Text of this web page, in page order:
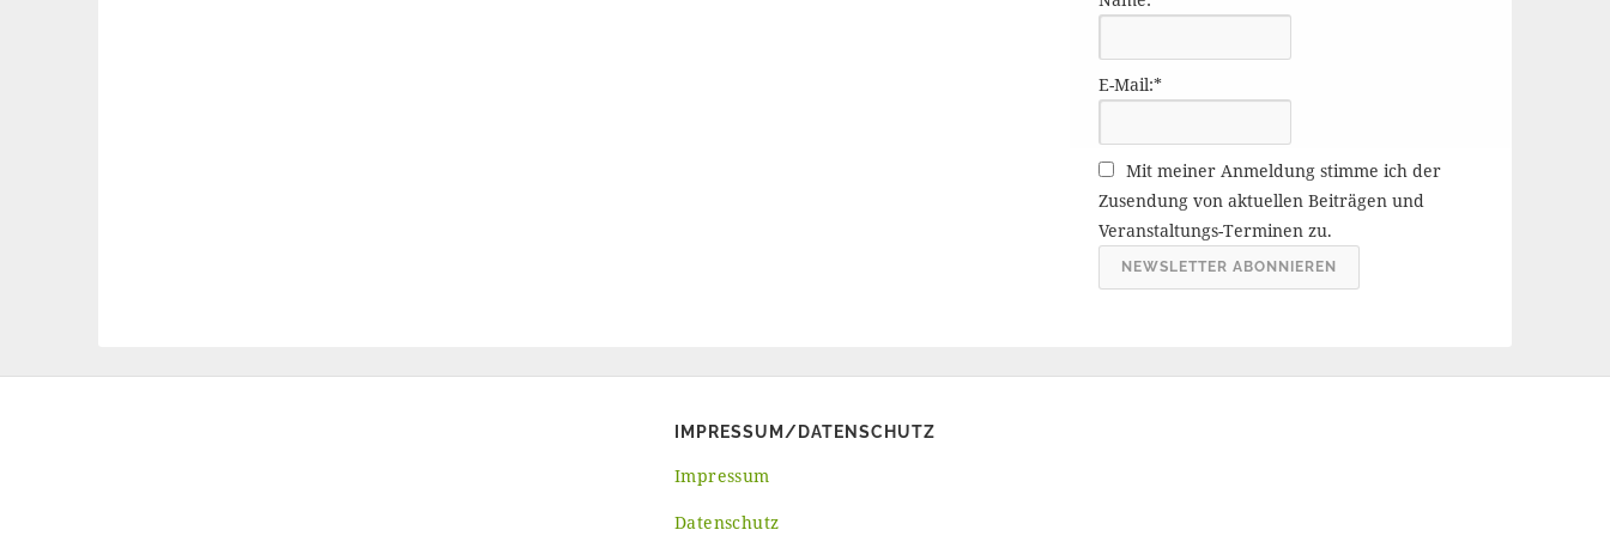
r
e
r
c
h
i
E-Mail:*
Mit meiner Anmeldung stimme ich der
Zusendung von aktuellen Beiträgen und
Veranstaltungs-Terminen zu.
IMPRESSUM/DATENSCHUTZ
Impressum
Datenschutz